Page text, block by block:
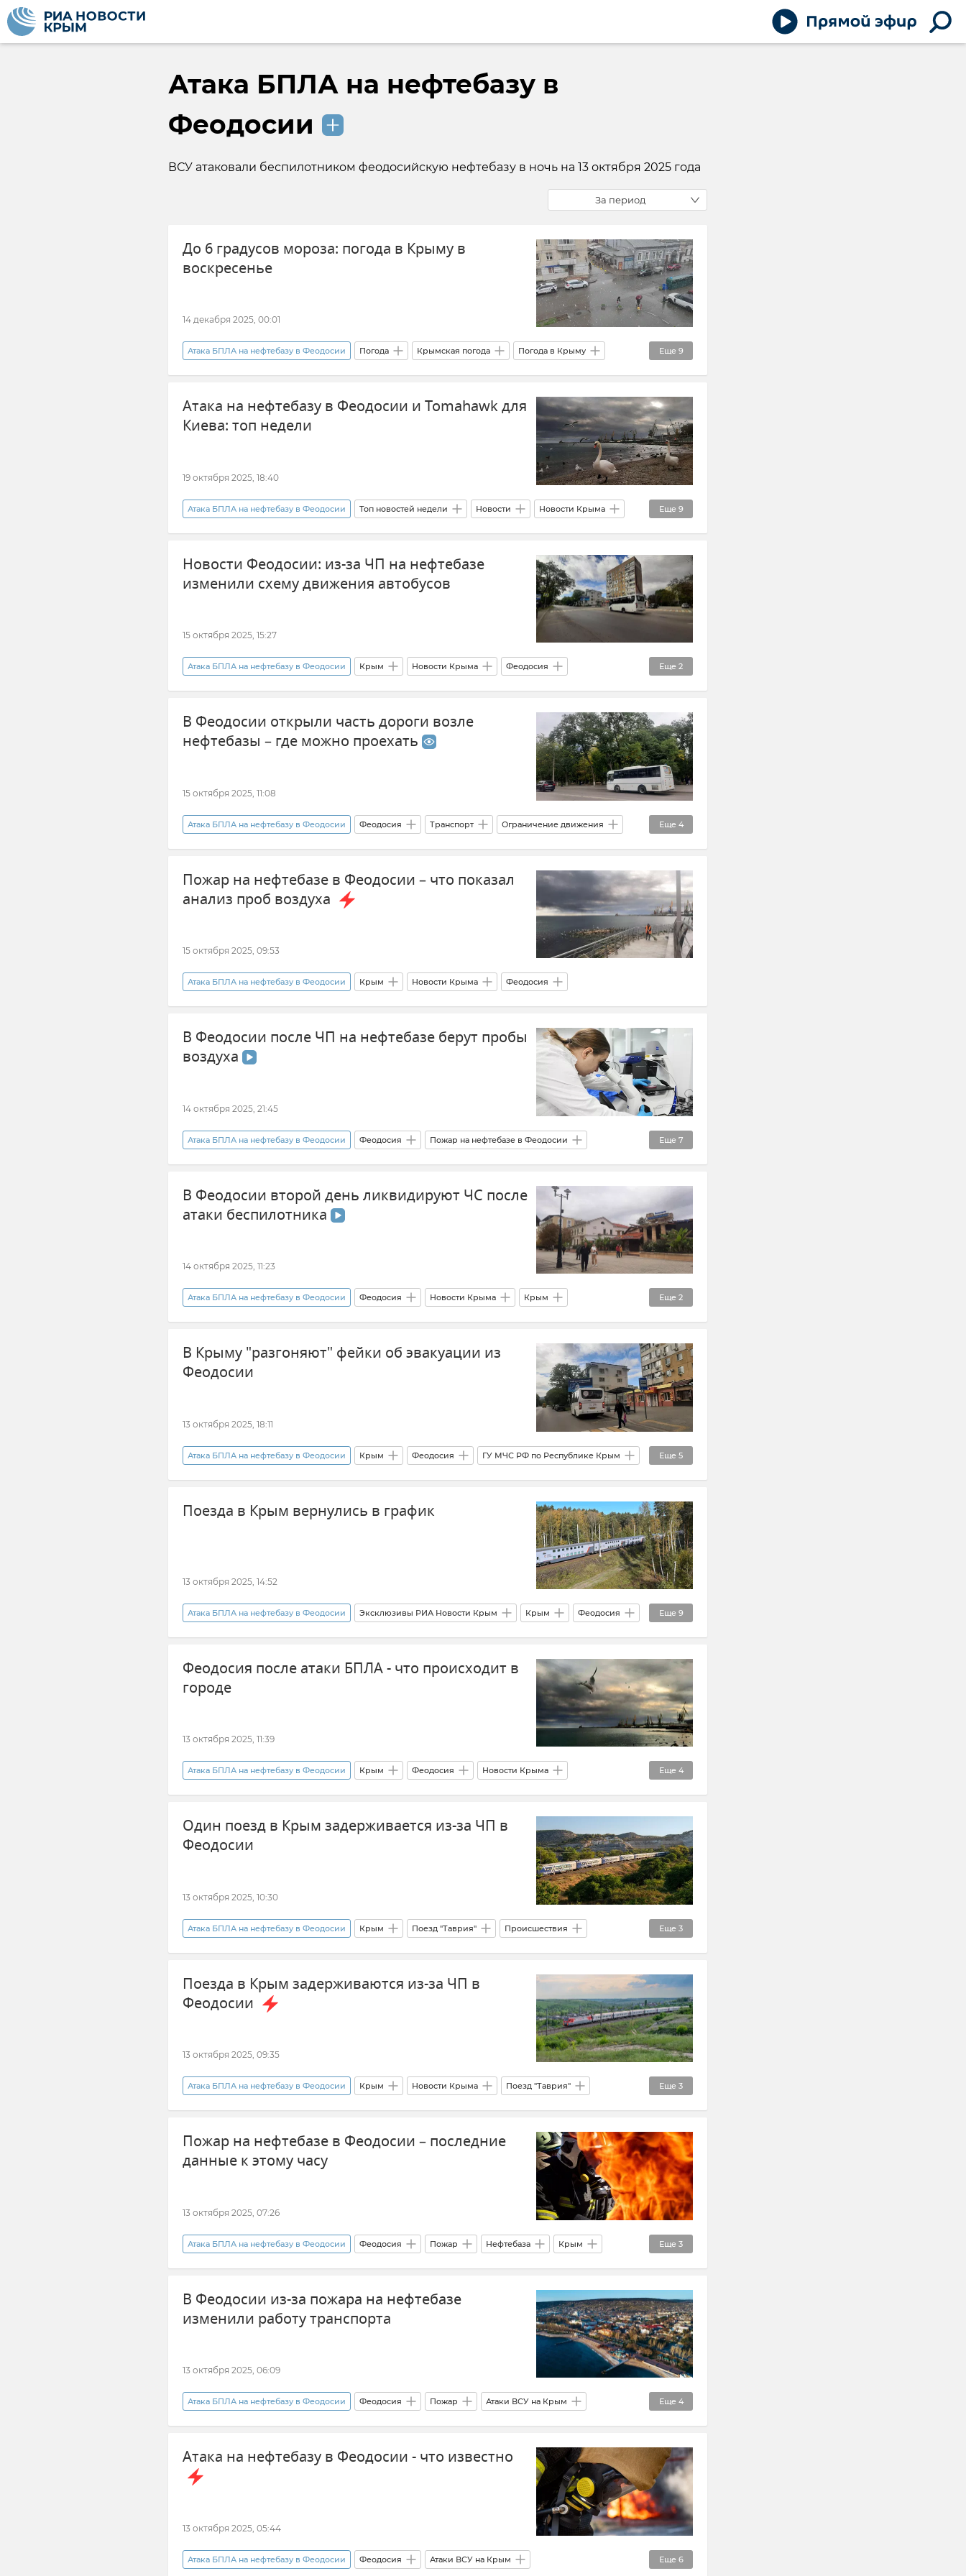
Атака БПЛА на нефтебазу в
Феодосии
ВСУ атаковали беспилотником феодосийскую нефтебазу в ночь на 13 октября 2025 года
За период
До 6 градусов мороза: погода в Крыму в
воскресенье
14 декабря 2025, 00:01
Еще 9
Атака БПЛА на нефтебазу в Феодосии Погода Крымская погода Погода в Крыму
Крым Новости Крыма Крымский гидрометцентр Симферополь Севастополь
Ялта Алушта Евпатория Судак
Атака на нефтебазу в Феодосии и Tomahawk для
Киева: топ недели
19 октября 2025, 18:40
Еще 9
Атака БПЛА на нефтебазу в Феодосии Топ новостей недели Новости Новости Крыма
Атаки ВСУ на Крым Атаки ВСУ Безопасность Республики Крым и Севастополя
Безопасность США Россия Политика Внешняя политика Украина
Новости Феодосии: из-за ЧП на нефтебазе
изменили схему движения автобусов
15 октября 2025, 15:27
Еще 2
Атака БПЛА на нефтебазу в Феодосии Крым Новости Крыма Феодосия
Общественный транспорт Владимир Ким
В Феодосии открыли часть дороги возле
нефтебазы – где можно проехать
15 октября 2025, 11:08
Еще 4
Атака БПЛА на нефтебазу в Феодосии Феодосия Транспорт Ограничение движения
Происшествия Владимир Ким Крым Новости Крыма
Пожар на нефтебазе в Феодосии – что показал
анализ проб воздуха
15 октября 2025, 09:53
Атака БПЛА на нефтебазу в Феодосии Крым Новости Крыма Феодосия
В Феодосии после ЧП на нефтебазе берут пробы
воздуха
14 октября 2025, 21:45
Еще 7
Атака БПЛА на нефтебазу в Феодосии Феодосия Пожар на нефтебазе в Феодосии
Новости Крым Новости Крыма Владимир Ким Экология
Безопасность Республики Крым и Севастополя Видео
В Феодосии второй день ликвидируют ЧС после
атаки беспилотника
14 октября 2025, 11:23
Еще 2
Атака БПЛА на нефтебазу в Феодосии Феодосия Новости Крыма Крым
Безопасность Республики Крым и Севастополя Атаки ВСУ на Крым
В Крыму "разгоняют" фейки об эвакуации из
Феодосии
13 октября 2025, 18:11
Еще 5
Атака БПЛА на нефтебазу в Феодосии Крым Феодосия ГУ МЧС РФ по Республике Крым
Фейк Происшествия Общество Новости Крыма Цифровая безопасность
Поезда в Крым вернулись в график
13 октября 2025, 14:52
Еще 9
Атака БПЛА на нефтебазу в Феодосии Эксклюзивы РИА Новости Крым Крым Феодосия
Поезд Поезд "Таврия" Происшествия Расписание поездов в Крыму
Железные дороги Крыма Гранд Сервис Экспресс Транспорт Логистика
Новости Крыма
Феодосия после атаки БПЛА - что происходит в
городе
13 октября 2025, 11:39
Еще 4
Атака БПЛА на нефтебазу в Феодосии Крым Феодосия Новости Крыма
Происшествия Безопасность Республики Крым и Севастополя Пожар Нефтебаза
Один поезд в Крым задерживается из-за ЧП в
Феодосии
13 октября 2025, 10:30
Еще 3
Атака БПЛА на нефтебазу в Феодосии Крым Поезд "Таврия" Происшествия
Феодосия Гранд Сервис Экспресс Эксклюзивы РИА Новости Крым
Поезда в Крым задерживаются из-за ЧП в
Феодосии
13 октября 2025, 09:35
Еще 3
Атака БПЛА на нефтебазу в Феодосии Крым Новости Крыма Поезд "Таврия"
Южная транспортная прокуратура Происшествия Феодосия
Пожар на нефтебазе в Феодосии – последние
данные к этому часу
13 октября 2025, 07:26
Еще 3
Атака БПЛА на нефтебазу в Феодосии Феодосия Пожар Нефтебаза Крым
Новости Крыма Безопасность Республики Крым и Севастополя Атаки ВСУ на Крым
В Феодосии из-за пожара на нефтебазе
изменили работу транспорта
13 октября 2025, 06:09
Еще 4
Атака БПЛА на нефтебазу в Феодосии Феодосия Пожар Атаки ВСУ на Крым
Безопасность Республики Крым и Севастополя Общественный транспорт Новости Крыма
Крым
Атака на нефтебазу в Феодосии - что известно
13 октября 2025, 05:44
Еще 6
Атака БПЛА на нефтебазу в Феодосии Феодосия Атаки ВСУ на Крым